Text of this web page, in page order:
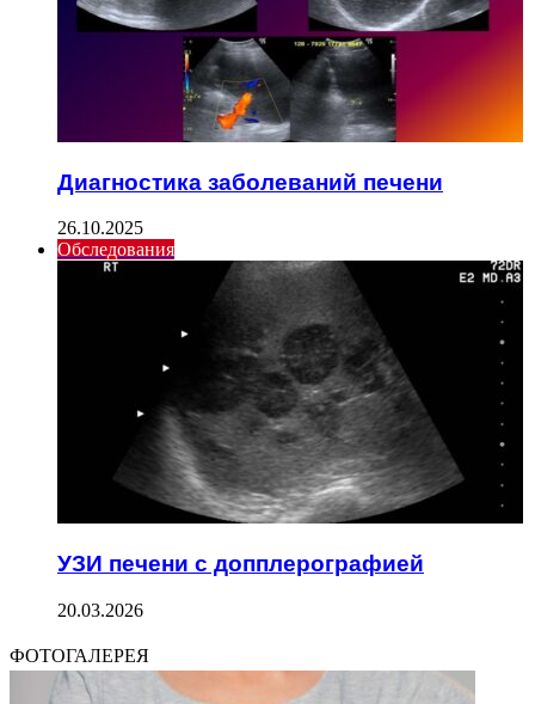
Диагностика заболеваний печени
26.10.2025
Обследования
УЗИ печени с допплерографией
20.03.2026
ФОТОГАЛЕРЕЯ